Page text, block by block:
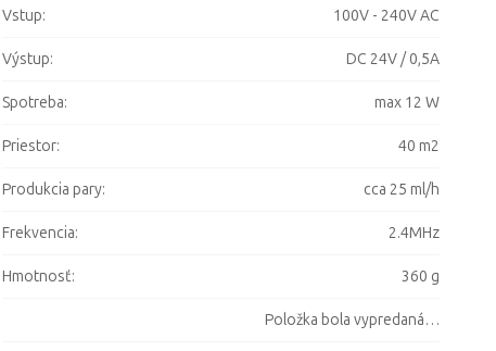
Vstup: 100V - 240V AC
Výstup: DC 24V / 0,5A
Spotreba: max 12 W
Priestor: 40 m2
Produkcia pary: cca 25 ml/h
Frekvencia: 2.4MHz
Hmotnosť: 360 g
Položka bola vypredaná…